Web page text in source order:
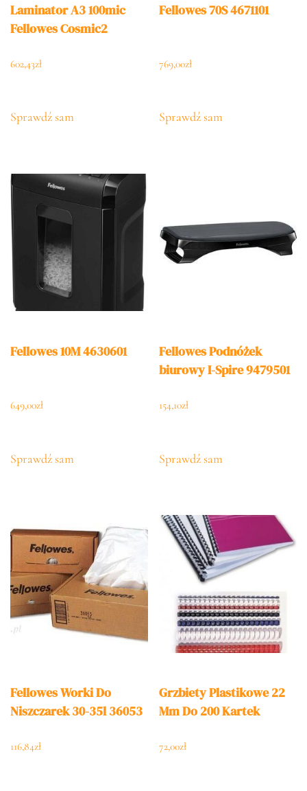
Laminator A3 100mic
Fellowes Cosmic2
602,43zł
Sprawdź sam
Fellowes 70S 4671101
769,00zł
Sprawdź sam
Fellowes 10M 4630601
649,00zł
Sprawdź sam
Fellowes Podnóżek
biurowy I-Spire 9479501
154,10zł
Sprawdź sam
Fellowes Worki Do
Niszczarek 30-35l 36053
116,84zł
Grzbiety Plastikowe 22
Mm Do 200 Kartek
72,00zł